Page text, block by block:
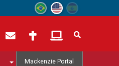
Mackenzie Portal